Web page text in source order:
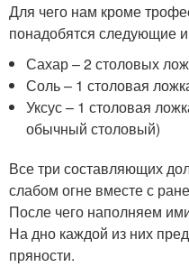
Для чего нам кроме
понадобятся следующие
Сахар – 2 столовых
Соль – 1 столовая
Уксус – 1 столовая
обычный столовый)
Все три составляющих
слабом огне вместе с
После чего наполняем
На дно каждой из них
пряности.